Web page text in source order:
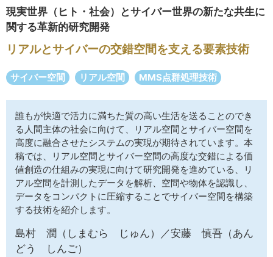
イベントカレンダー
サイトマップ
現実世界（ヒト・社会）とサイバー世界の新たな共生に
関する革新的研究開発
リアルとサイバーの交錯空間を支える要素技術
サイバー空間 リアル空間 MMS点群処理技術
誰もが快適で活力に満ちた質の高い生活を送ることのでき
る人間主体の社会に向けて、リアル空間とサイバー空間を
高度に融合させたシステムの実現が期待されています。本
稿では、リアル空間とサイバー空間の高度な交錯による価
値創造の仕組みの実現に向けて研究開発を進めている、リ
アル空間を計測したデータを解析、空間や物体を認識し、
データをコンパクトに圧縮することでサイバー空間を構築
する技術を紹介します。
島村 潤（しまむら じゅん）／安藤 慎吾（あん
どう しんご）